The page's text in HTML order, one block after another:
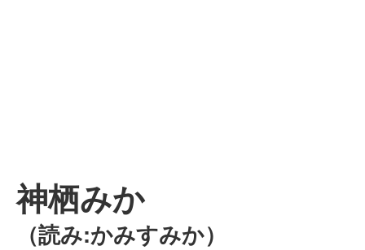
神栖みか
（読み:かみすみか）